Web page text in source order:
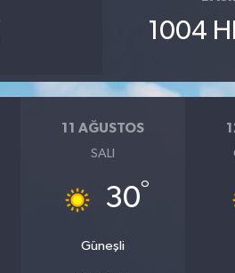
1004
11 AĞUSTOS
SALI
30°
Güneşli